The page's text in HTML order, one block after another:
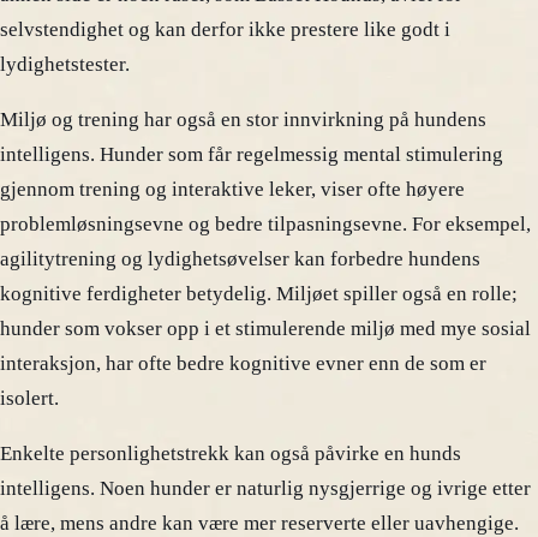
selvstendighet og kan derfor ikke prestere like godt i
lydighetstester.
Miljø og trening har også en stor innvirkning på hundens
intelligens. Hunder som får regelmessig mental stimulering
gjennom trening og interaktive leker, viser ofte høyere
problemløsningsevne og bedre tilpasningsevne. For eksempel,
agilitytrening og lydighetsøvelser kan forbedre hundens
kognitive ferdigheter betydelig. Miljøet spiller også en rolle;
hunder som vokser opp i et stimulerende miljø med mye sosial
interaksjon, har ofte bedre kognitive evner enn de som er
isolert.
Enkelte personlighetstrekk kan også påvirke en hunds
intelligens. Noen hunder er naturlig nysgjerrige og ivrige etter
å lære, mens andre kan være mer reserverte eller uavhengige.